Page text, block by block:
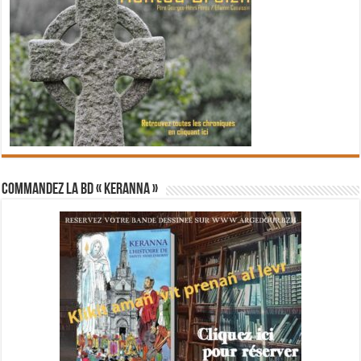
Commandez la BD « Keranna »